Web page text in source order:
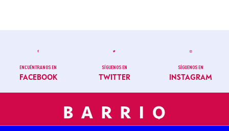
ENCUÉNTRANOS EN
FACEBOOK
SÍGUENOS EN
TWITTER
SÍGUENOS EN
INSTAGRAM